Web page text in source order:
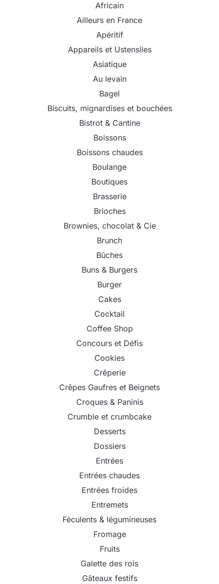
Africain
Ailleurs en France
Apéritif
Appareils et Ustensiles
Asiatique
Au levain
Bagel
Biscuits, mignardises et bouchées
Bistrot & Cantine
Boissons
Boissons chaudes
Boulange
Boutiques
Brasserie
Brioches
Brownies, chocolat & Cie
Brunch
Bûches
Buns & Burgers
Burger
Cakes
Cocktail
Coffee Shop
Concours et Défis
Cookies
Crêperie
Crêpes Gaufres et Beignets
Croques & Paninis
Crumble et crumbcake
Desserts
Dossiers
Entrées
Entrées chaudes
Entrées froides
Entremets
Féculents & légumineuses
Fromage
Fruits
Galette des rois
Gâteaux festifs